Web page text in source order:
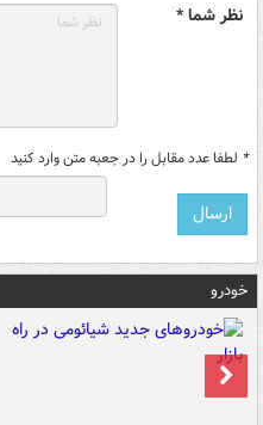
نظر شما *
* لطفا عدد مقابل را در جعبه متن وارد کنید
خودرو